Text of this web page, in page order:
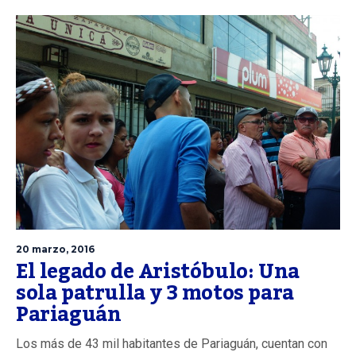
20 marzo, 2016
El legado de Aristóbulo: Una
sola patrulla y 3 motos para
Pariaguán
Los más de 43 mil habitantes de Pariaguán, cuentan con